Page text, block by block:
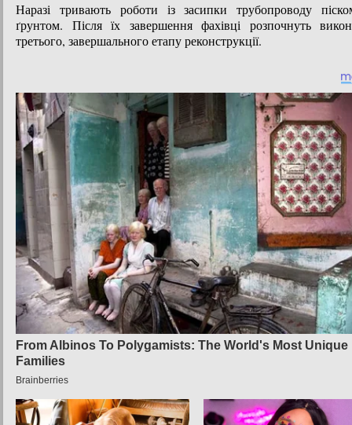
Наразі тривають роботи із засипки трубопроводу
ґрунтом. Після їх завершення фахівці розпочнуть
третього, завершального етапу реконструкції.